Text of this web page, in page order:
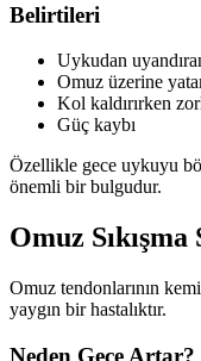
Belirtileri
Uykudan
Omuz üzerine
Kol kaldırırken
Güç kaybı
Özellikle gece uykuyu
önemli bir bulgudur.
Omuz
Omuz tendonlarının
yaygın bir hastalıktır.
Neden Gece Artar?